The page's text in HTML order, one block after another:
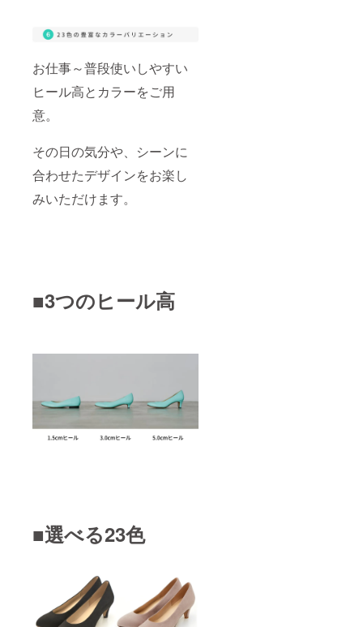
お仕事～普段使いしやすい
ヒール高とカラーをご用
意。
その日の気分や、シーンに
合わせたデザインをお楽し
みいただけます。
■3つのヒール高
■選べる23色